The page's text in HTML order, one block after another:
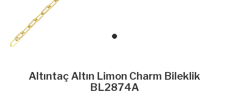
Altıntaç Altın Limon Charm Bileklik
BL2874A